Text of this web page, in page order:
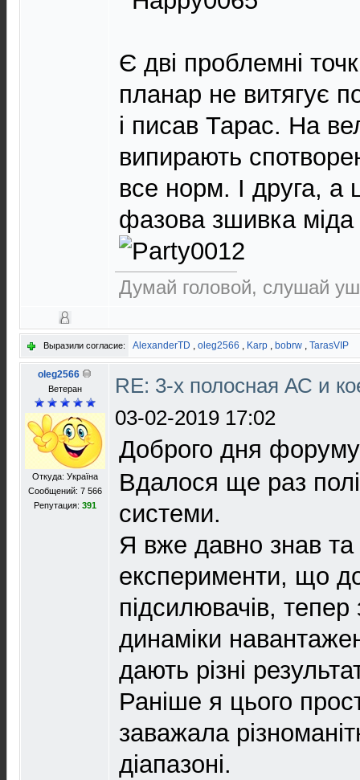
Є дві проблемні
планар не витягує
і писав Тарас. На
випирають
все норм. І друга,
фазова зшивка міда
Думай головой, слушай
Выразили согласие: AlexanderTD , oleg2566 , Karp , bobrw , TarasVIP
oleg2566
Ветеран
Откуда: Україна
Сообщений: 7 566
Репутация: 391
RE: 3-х полосная АС и
03-02-2019 17:02
Доброго дня форуму
Вдалося ще раз
системи.
Я вже давно знав
експерименти, що
підсилювачів, тепер
динаміки
дають різні
Раніше я цього
заважала
діапазоні.